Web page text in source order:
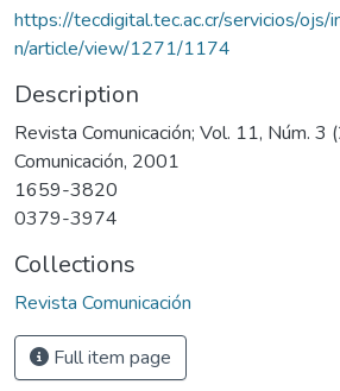
https://tecdigital.tec.ac.cr/servicios/ojs/
n/article/view/1271/1174
Description
Revista Comunicación; Vol. 11, Núm. 3
Comunicación, 2001
1659-3820
0379-3974
Collections
Revista Comunicación
Full item page